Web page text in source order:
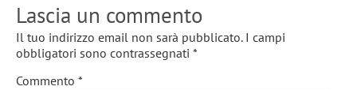
Lascia un commento
Il tuo indirizzo email non sarà pubblicato. I campi
obbligatori sono contrassegnati *
Commento *